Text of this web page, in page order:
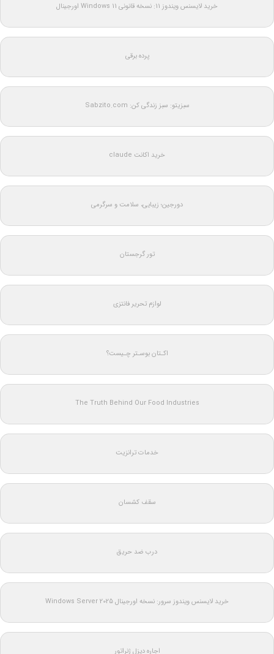
خرید لایسنس ویندوز 11: نسخه قانونی Windows 11 اورجینال
پرده برقی
سبزیتو: سبز زندگی کن: Sabzito.com
خرید اکانت claude
دورجین؛ زیبایی، سلامت و سرگرمی
تور گرجستان
لوازم تحریر فانتزی
اکـتان بوسـتر چـیست؟
The Truth Behind Our Food Industries
خدمات ترانزیت
سقف کشسان
درب ضد حریق
خرید لایسنس ویندوز سرور: نسخه اورجینال Windows Server 2025
اجاره دیزل ژنراتور